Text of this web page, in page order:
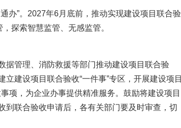
办”。2027年6月底前，推动实现建设项目联合验
探索智慧监管、无感监管。
管理、消防救援等部门推动建设项目联合验
建设项目联合验收“一件事”专区，开展建设项目
项，为企业办事提供精准服务。鼓励将建设项目
到联合验收申请后，各有关部门要及时审查，切